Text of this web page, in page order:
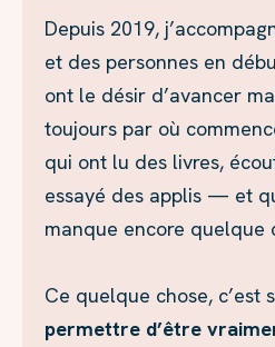
Depuis 2019,
et des personnes en
ont le désir d’avancer
toujours par où
qui ont lu des livres,
essayé des applis — et
manque encore quelque
Ce quelque chose, c’est
permettre d’être